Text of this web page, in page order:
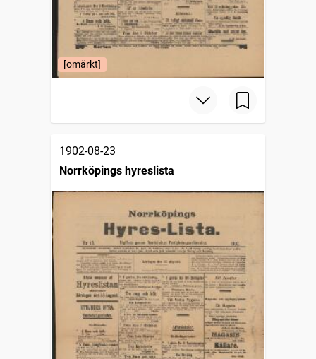
[omärkt]
1902-08-23
Norrköpings hyreslista